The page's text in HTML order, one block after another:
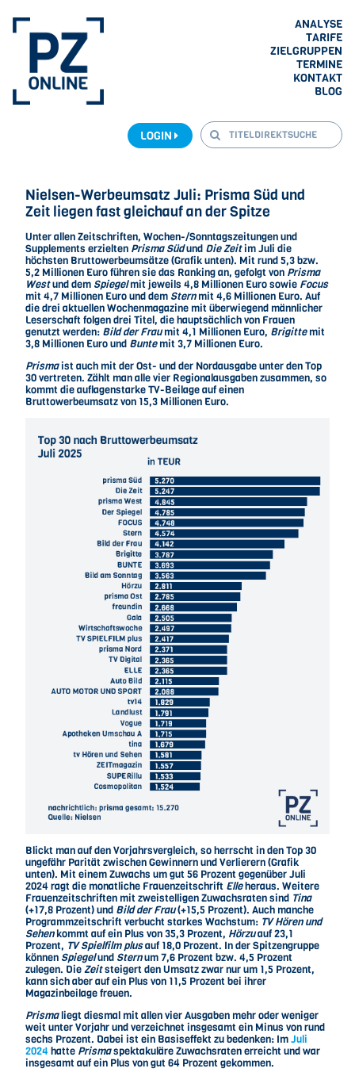
ANALYSE
TARIFE
ZIELGRUPPEN
TERMINE
KONTAKT
BLOG
LOGIN
Nielsen-Werbeumsatz Juli: Prisma Süd und
Zeit liegen fast gleichauf an der Spitze
Unter allen Zeitschriften, Wochen-/Sonntagszeitungen und
Supplements erzielten Prisma Südund Die Zeitim Juli die
höchsten Bruttowerbeumsätze (Grafik unten). Mit rund 5,3 bzw.
5,2 Millionen Euro führen sie das Ranking an, gefolgt von Prisma
Westund dem Spiegelmit jeweils 4,8 Millionen Euro sowie Focus
mit 4,7 Millionen Euro und dem Sternmit 4,6 Millionen Euro. Auf
die drei aktuellen Wochenmagazine mit überwiegend männlicher
Leserschaft folgen drei Titel, die hauptsächlich von Frauen
genutzt werden: Bild der Fraumit 4,1 Millionen Euro, Brigittemit
3,8 Millionen Euro und Buntemit 3,7 Millionen Euro.
Prismaist auch mit der Ost- und der Nordausgabe unter den Top
30 vertreten. Zählt man alle vier Regionalausgaben zusammen, so
kommt die auflagenstarke TV-Beilage auf einen
Bruttowerbeumsatz von 15,3 Millionen Euro.
Blickt man auf den Vorjahrsvergleich, so herrscht in den Top 30
ungefähr Parität zwischen Gewinnern und Verlierern (Grafik
unten). Mit einem Zuwachs um gut 56 Prozent gegenüber Juli
2024 ragt die monatliche Frauenzeitschrift Elleheraus. Weitere
Frauenzeitschriften mit zweistelligen Zuwachsraten sind Tina
(+17,8 Prozent) und Bild der Frau(+15,5 Prozent). Auch manche
Programmzeitschrift verbucht starkes Wachstum: TV Hören und
Sehenkommt auf ein Plus von 35,3 Prozent, Hörzuauf 23,1
Prozent, TV Spielfilm plusauf 18,0 Prozent. In der Spitzengruppe
können Spiegelund Sternum 7,6 Prozent bzw. 4,5 Prozent
zulegen. DieZeitsteigert den Umsatz zwar nur um 1,5 Prozent,
kann sich aber auf ein Plus von 11,5 Prozent bei ihrer
Magazinbeilage freuen.
Prismaliegt diesmal mit allen vier Ausgaben mehr oder weniger
weit unter Vorjahr und verzeichnet insgesamt ein Minus von rund
sechs Prozent. Dabei ist ein Basiseffekt zu bedenken: ImJuli
2024hatte Prismaspektakuläre Zuwachsraten erreicht und war
insgesamt auf ein Plus von gut 64 Prozent gekommen.